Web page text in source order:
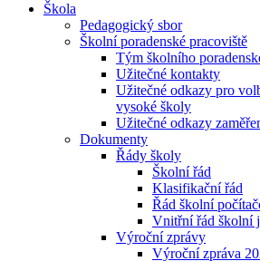
Škola
Pedagogický sbor
Školní poradenské pracoviště
Tým školního
Užitečné kontakty
Užitečné odkazy pro
vysoké školy
Užitečné odkazy
Dokumenty
Řády školy
Školní řád
Klasifikační řád
Řád školní
Vnitřní řád školní
Výroční zprávy
Výroční zpráva